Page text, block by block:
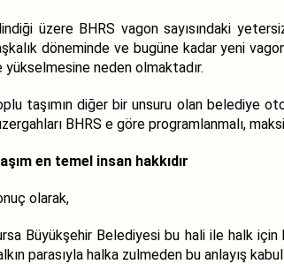
üzere BHRS vagon sayısındaki
döneminde ve bugüne kadar yeni
yükselmesine neden olmaktadır.
taşımın diğer bir unsuru olan belediye
BHRS e göre programlanmalı,
en temel insan hakkıdır
olarak,
Büyükşehir Belediyesi bu hali ile halk için
parasıyla halka zulmeden bu anlayış